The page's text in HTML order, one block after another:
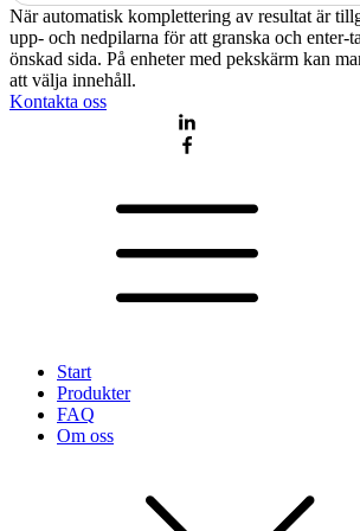
När automatisk komplettering av resultat är
upp- och nedpilarna för att granska och enter-
önskad sida. På enheter med pekskärm kan
att välja innehåll.
Kontakta oss
Start
Produkter
FAQ
Om oss